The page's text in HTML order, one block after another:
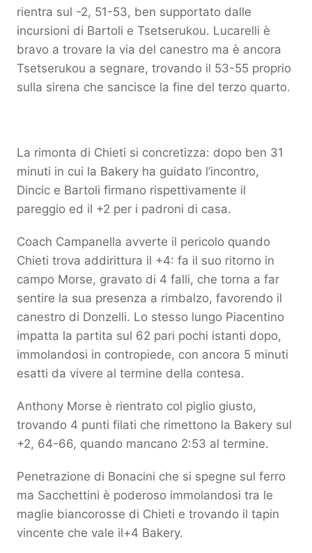
rientra sul -2, 51-53, ben supportato dalle
incursioni di Bartoli e Tsetserukou. Lucarelli è
bravo a trovare la via del canestro ma è ancora
Tsetserukou a segnare, trovando il 53-55 proprio
sulla sirena che sancisce la fine del terzo quarto.
La rimonta di Chieti si concretizza: dopo ben 31
minuti in cui la Bakery ha guidato l’incontro,
Dincic e Bartoli firmano rispettivamente il
pareggio ed il +2 per i padroni di casa.
Coach Campanella avverte il pericolo quando
Chieti trova addirittura il +4: fa il suo ritorno in
campo Morse, gravato di 4 falli, che torna a far
sentire la sua presenza a rimbalzo, favorendo il
canestro di Donzelli. Lo stesso lungo Piacentino
impatta la partita sul 62 pari pochi istanti dopo,
immolandosi in contropiede, con ancora 5 minuti
esatti da vivere al termine della contesa.
Anthony Morse è rientrato col piglio giusto,
trovando 4 punti filati che rimettono la Bakery sul
+2, 64-66, quando mancano 2:53 al termine.
Penetrazione di Bonacini che si spegne sul ferro
ma Sacchettini è poderoso immolandosi tra le
maglie biancorosse di Chieti e trovando il tapin
vincente che vale il+4 Bakery.